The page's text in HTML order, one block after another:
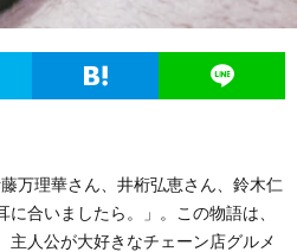
万理華さん、井桁弘恵さん、鈴木仁
合いましたら。」。この物語は、
主人公が大好きなチェーン店グルメ